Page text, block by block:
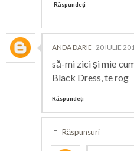
Răspundeți
ANDA DARIE 20 IULIE
să-mi zici și mie
Black Dress, te rog
Răspundeți
Răspunsuri